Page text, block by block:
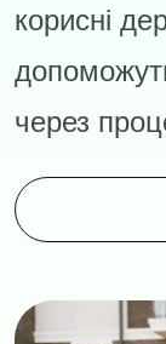
корисні
через
Image